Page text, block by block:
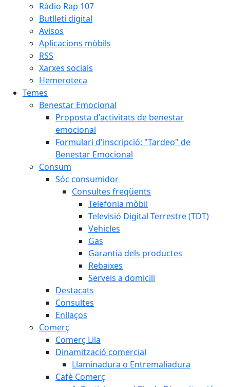
Ràdio Rap 107
Butlletí digital
Avisos
Aplicacions mòbils
RSS
Xarxes socials
Hemeroteca
Temes
Benestar Emocional
Proposta d'activitats de benestar
emocional
Formulari d'inscripció: "Tardeo" de
Benestar Emocional
Consum
Sóc consumidor
Consultes freqüents
Telefonia mòbil
Televisió Digital Terrestre (TDT)
Vehicles
Gas
Garantia dels productes
Rebaixes
Serveis a domicili
Destacats
Consultes
Enllaços
Comerç
Comerç Lila
Dinamització comercial
Llaminadura o Entremaliadura
Cafè Comerç